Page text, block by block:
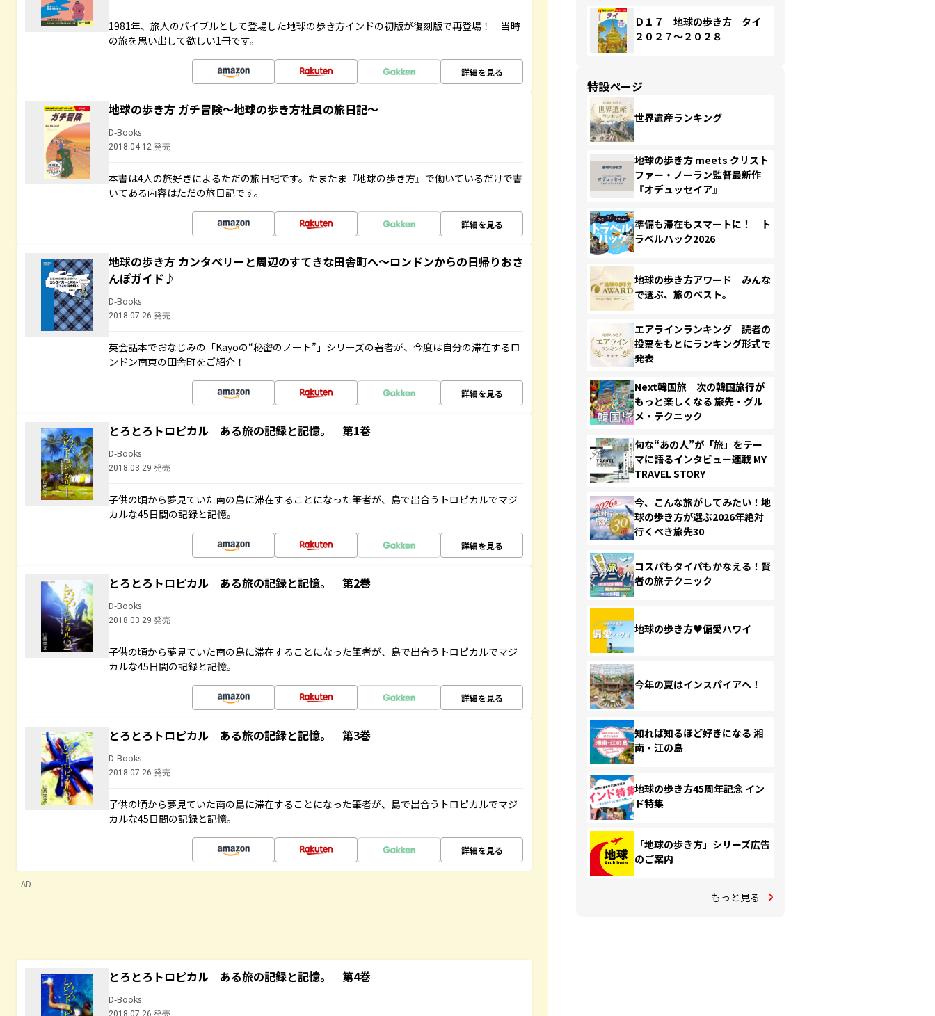
1981年、旅人のバイブルとして登場した地球の歩き方インドの初版が復刻版で再登場！ 当時
の旅を思い出して欲しい1冊です。
詳細を見る
地球の歩き方 ガチ冒険～地球の歩き方社員の旅日記～
D-Books
2018.04.12 発売
本書は4人の旅好きによるただの旅日記です。たまたま『地球の歩き方』で働いているだけで書
いてある内容はただの旅日記です。
詳細を見る
地球の歩き方 カンタベリーと周辺のすてきな田舎町へ～ロンドンからの日帰りおさ
んぽガイド♪
D-Books
2018.07.26 発売
英会話本でおなじみの「Kayoの“秘密のノート”」シリーズの著者が、今度は自分の滞在するロ
ンドン南東の田舎町をご紹介！
詳細を見る
とろとろトロピカル ある旅の記録と記憶。 第1巻
D-Books
2018.03.29 発売
子供の頃から夢見ていた南の島に滞在することになった筆者が、島で出合うトロピカルでマジ
カルな45日間の記録と記憶。
詳細を見る
とろとろトロピカル ある旅の記録と記憶。 第2巻
D-Books
2018.03.29 発売
子供の頃から夢見ていた南の島に滞在することになった筆者が、島で出合うトロピカルでマジ
カルな45日間の記録と記憶。
詳細を見る
とろとろトロピカル ある旅の記録と記憶。 第3巻
D-Books
2018.07.26 発売
子供の頃から夢見ていた南の島に滞在することになった筆者が、島で出合うトロピカルでマジ
カルな45日間の記録と記憶。
詳細を見る
AD
とろとろトロピカル ある旅の記録と記憶。 第4巻
D-Books
2018.07.26 発売
Ｄ１７ 地球の歩き方 タイ
２０２７～２０２８
特設ページ
世界遺産ランキング
地球の歩き方 meets クリスト
ファー・ノーラン監督最新作
『オデュッセイア』
準備も滞在もスマートに！ ト
ラベルハック2026
地球の歩き方アワード みんな
で選ぶ、旅のベスト。
エアラインランキング 読者の
投票をもとにランキング形式で
発表
Next韓国旅 次の韓国旅行が
もっと楽しくなる 旅先・グル
メ・テクニック
旬な“あの人”が「旅」をテー
マに語るインタビュー連載 MY
TRAVEL STORY
今、こんな旅がしてみたい！地
球の歩き方が選ぶ2026年絶対
行くべき旅先30
コスパもタイパもかなえる！賢
者の旅テクニック
地球の歩き方♥偏愛ハワイ
今年の夏はインスパイアへ！
知れば知るほど好きになる 湘
南・江の島
地球の歩き方45周年記念 イン
ド特集
「地球の歩き方」シリーズ広告
のご案内
もっと見る